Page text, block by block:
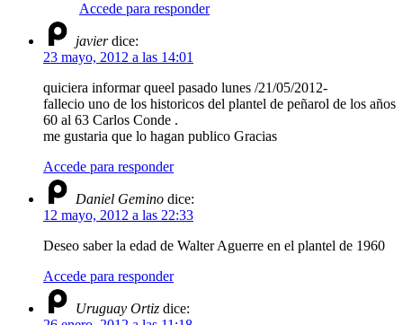
Accede para responder
javier dice:
23 mayo, 2012 a las 14:01
quiciera informar queel pasado lunes /21/05/2012-
fallecio uno de los historicos del plantel de peñarol de los años
60 al 63 Carlos Conde .
me gustaria que lo hagan publico Gracias
Accede para responder
Daniel Gemino dice:
12 mayo, 2012 a las 22:33
Deseo saber la edad de Walter Aguerre en el plantel de 1960
Accede para responder
Uruguay Ortiz dice: